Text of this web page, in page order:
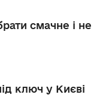
смачне і не
ключ у Києві